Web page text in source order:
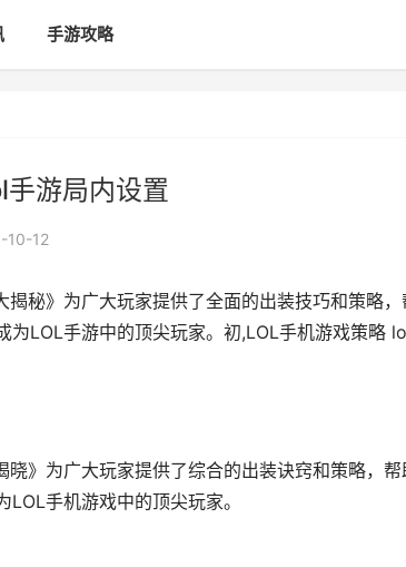
手游攻略
游局内设置
10-12
揭秘》为广大玩家提供了全面的出装技巧和策略
为LOL手游中的顶尖玩家。初,LOL手机游戏策略
晓》为广大玩家提供了综合的出装诀窍和策略，
手机游戏中的顶尖玩家。